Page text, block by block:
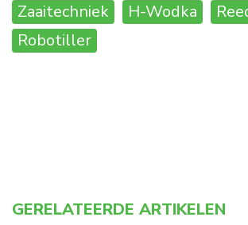
Zaaitechniek
H-Wodka
Robotiller
GERELATEERDE ARTIKELEN